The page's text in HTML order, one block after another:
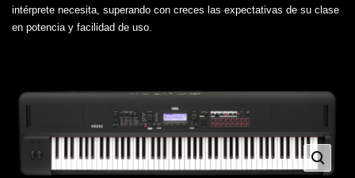
intérprete necesita, superando con creces las expectativas de su clase
en potencia y facilidad de uso.